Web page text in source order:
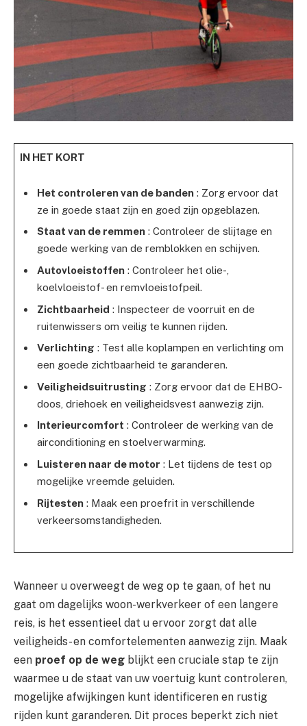
IN HET KORT
Het controleren van de banden: Zorg ervoor dat
ze in goede staat zijn en goed zijn opgeblazen.
Staat van de remmen: Controleer de slijtage en
goede werking van de remblokken en schijven.
Autovloeistoffen: Controleer het olie-,
koelvloeistof- en remvloeistofpeil.
Zichtbaarheid : Inspecteer de voorruit en de
ruitenwissers om veilig te kunnen rijden.
Verlichting : Test alle koplampen en verlichting om
een ​​goede zichtbaarheid te garanderen.
Veiligheidsuitrusting : Zorg ervoor dat de EHBO-
doos, driehoek en veiligheidsvest aanwezig zijn.
Interieurcomfort : Controleer de werking van de
airconditioning en stoelverwarming.
Luisteren naar de motor : Let tijdens de test op
mogelijke vreemde geluiden.
Rijtesten: Maak een proefrit in verschillende
verkeersomstandigheden.
Wanneer u overweegt de weg op te gaan, of het nu
gaat om dagelijks woon-werkverkeer of een langere
reis, is het essentieel dat u ervoor zorgt dat alle
veiligheids- en comfortelementen aanwezig zijn. Maak
een proef op de weg blijkt een cruciale stap te zijn
waarmee u de staat van uw voertuig kunt controleren,
mogelijke afwijkingen kunt identificeren en rustig
rijden kunt garanderen. Dit proces beperkt zich niet